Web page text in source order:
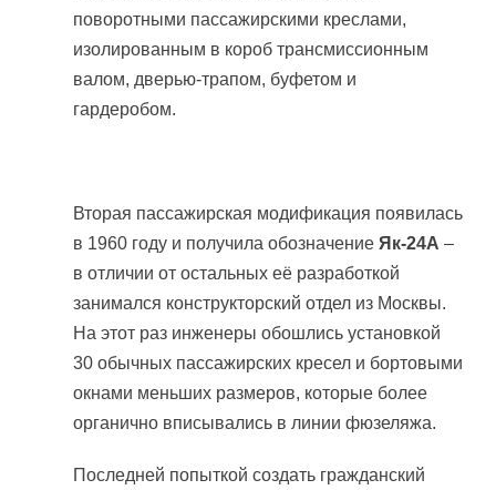
поворотными пассажирскими креслами,
изолированным в короб трансмиссионным
валом, дверью-трапом, буфетом и
гардеробом.
Вторая пассажирская модификация появилась
в 1960 году и получила обозначение Як-24А –
в отличии от остальных её разработкой
занимался конструкторский отдел из Москвы.
На этот раз инженеры обошлись установкой
30 обычных пассажирских кресел и бортовыми
окнами меньших размеров, которые более
органично вписывались в линии фюзеляжа.
Последней попыткой создать гражданский